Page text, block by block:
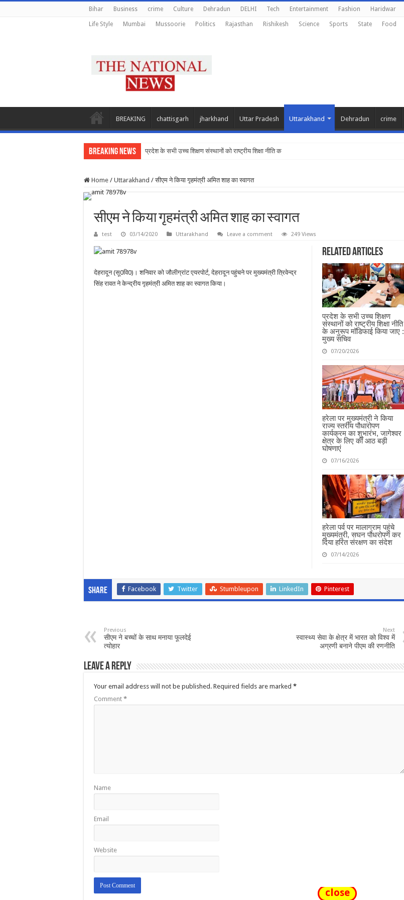
Bihar Business crime Culture Dehradun DELHI Tech Entertainment Fashion Haridwar
Life Style Mumbai Mussoorie Politics Rajasthan Rishikesh Science Sports State Food
BREAKING chattisgarh jharkhand Uttar Pradesh Uttarakhand Dehradun crime
Breaking News प्रदेश के सभी उच्च शिक्षण संस्थानों को राष्ट्रीय शिक्षा नीति के अनुरूप मॉड
Home / Uttarakhand / सीएम ने किया गृहमंत्री अमित शाह का स्वागत
सीएम ने किया गृहमंत्री अमित शाह का स्वागत
test 03/14/2020 Uttarakhand Leave a comment 249 Views
Related Articles
प्रदेश के सभी उच्च शिक्षण
संस्थानों को राष्ट्रीय शिक्षा नीति
के अनुरूप मॉडिफाई किया जाए :
मुख्य सचिव
07/20/2026
हरेला पर मुख्यमंत्री ने किया
राज्य स्तरीय पौधारोपण
कार्यक्रम का शुभारंभ, जागेश्वर
क्षेत्र के लिए कीं आठ बड़ी
घोषणाएं
07/16/2026
हरेला पर्व पर मालाग्राम पहुंचे
मुख्यमंत्री, सघन पौधरोपण कर
दिया हरित संरक्षण का संदेश
07/14/2026
देहरादून (सू0वि0)। शनिवार को जौलीग्रांट एयरपोर्ट, देहरादून पहुंचने पर मुख्यमंत्री त्रिवेन्द्र
सिंह रावत ने केन्द्रीय गृहमंत्री अमित शाह का स्वागत किया।
Share Facebook Twitter Stumbleupon LinkedIn Pinterest
Previous
सीएम ने बच्चों के साथ मनाया फूलदेई
त्योहार
Next
स्वास्थ्य सेवा के क्षेत्र में भारत को विश्व में
अग्रणी बनाने पीएम की रणनीति
Leave a Reply
Your email address will not be published. Required fields are marked *
Comment *
Name
Email
Website
close